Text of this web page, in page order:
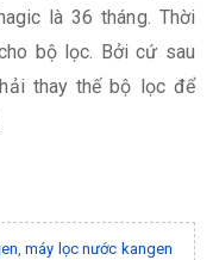
là 36 tháng. Thời
bộ lọc. Bởi cứ sau
thay thế bộ lọc để
,máy lọc nước kangen